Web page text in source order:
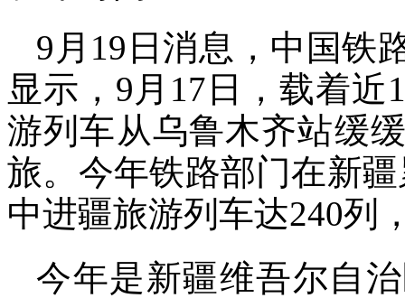
9月19日消息，中国铁
显示，9月17日，载着近
游列车从乌鲁木齐站缓
旅。今年铁路部门在新
中进疆旅游列车达240列
今年是新疆维吾尔自